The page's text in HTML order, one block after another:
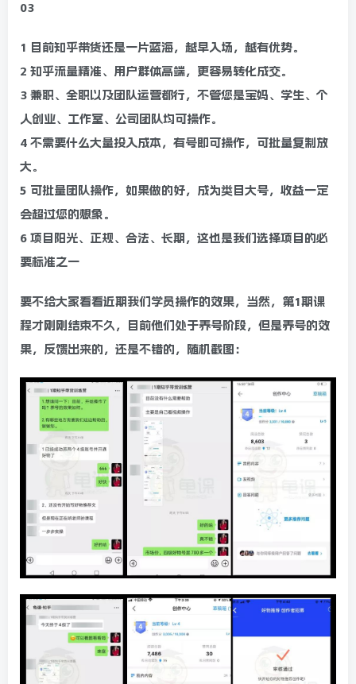
03
1 目前知乎带货还是一片蓝海，越早入场，越有优势。
2 知乎流量精准、用户群体高端，更容易转化成交。
3 兼职、全职以及团队运营都行，不管您是宝妈、学生、个
人创业、工作室、公司团队均可操作。
4 不需要什么大量投入成本，有号即可操作，可批量复制放
大。
5 可批量团队操作，如果做的好，成为类目大号，收益一定
会超过您的想象。
6 项目阳光、正规、合法、长期，这也是我们选择项目的必
要标准之一
要不给大家看看近期我们学员操作的效果，当然，第1期课
程才刚刚结束不久，目前他们处于养号阶段，但是养号的效
果，反馈出来的，还是不错的，随机截图：